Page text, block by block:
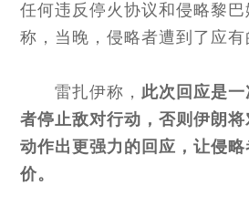
任何违反停火协议和侵略黎
称，当晚，侵略者遭到了应有
雷扎伊称，此次回应是
者停止敌对行动，否则伊朗
动作出更强力的回应，让侵
价。